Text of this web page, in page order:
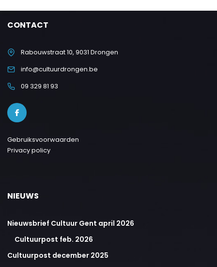
CONTACT
Rabouwstraat 10, 9031 Drongen
info@cultuurdrongen.be
09 329 81 93
Gebruiksvoorwaarden
Privacy policy
NIEUWS
Nieuwsbrief Cultuur Gent april 2026
Cultuurpost feb. 2026
Cultuurpost december 2025